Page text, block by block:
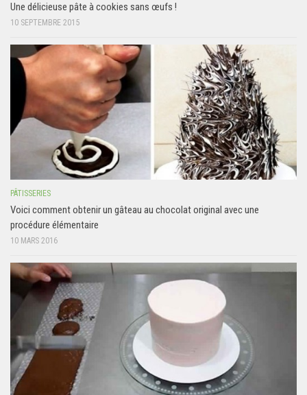
Une délicieuse pâte à cookies sans œufs !
10 SEPTEMBRE 2015
PÂTISSERIES
Voici comment obtenir un gâteau au chocolat original avec une
procédure élémentaire
10 MARS 2016